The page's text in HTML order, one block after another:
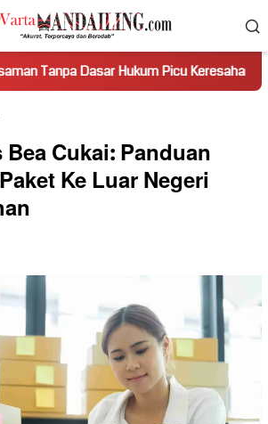
Hukum Picu Keresahan Truk
Cukai: Panduan
Ke Luar Negeri